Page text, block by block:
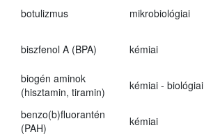
botulizmus
mikrobiológiai
biszfenol A (BPA) kémiai
biogén aminok
(hisztamin, tiramin)
kémiai - biológiai
benzo(b)fluorantén
(PAH)
kémiai